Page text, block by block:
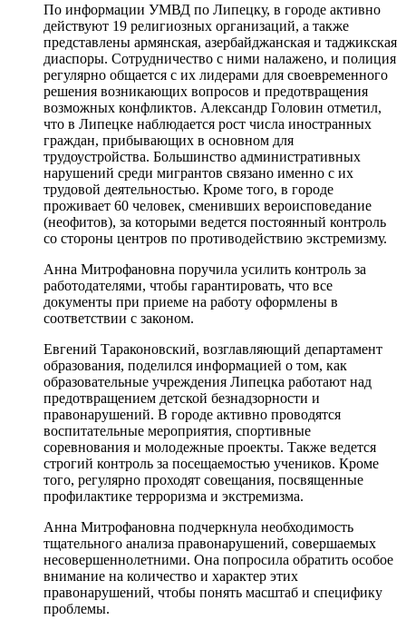
По информации УМВД по Липецку, в городе активно
действуют 19 религиозных организаций, а также
представлены армянская, азербайджанская и таджикская
диаспоры. Сотрудничество с ними налажено, и полиция
регулярно общается с их лидерами для своевременного
решения возникающих вопросов и предотвращения
возможных конфликтов. Александр Головин отметил,
что в Липецке наблюдается рост числа иностранных
граждан, прибывающих в основном для
трудоустройства. Большинство административных
нарушений среди мигрантов связано именно с их
трудовой деятельностью. Кроме того, в городе
проживает 60 человек, сменивших вероисповедание
(неофитов), за которыми ведется постоянный контроль
со стороны центров по противодействию экстремизму.
Анна Митрофановна поручила усилить контроль за
работодателями, чтобы гарантировать, что все
документы при приеме на работу оформлены в
соответствии с законом.
Евгений Тараконовский, возглавляющий департамент
образования, поделился информацией о том, как
образовательные учреждения Липецка работают над
предотвращением детской безнадзорности и
правонарушений. В городе активно проводятся
воспитательные мероприятия, спортивные
соревнования и молодежные проекты. Также ведется
строгий контроль за посещаемостью учеников. Кроме
того, регулярно проходят совещания, посвященные
профилактике терроризма и экстремизма.
Анна Митрофановна подчеркнула необходимость
тщательного анализа правонарушений, совершаемых
несовершеннолетними. Она попросила обратить особое
внимание на количество и характер этих
правонарушений, чтобы понять масштаб и специфику
проблемы.